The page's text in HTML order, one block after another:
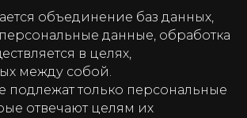
объединение баз данных,
данные, обработка
в целях,
между собой.
подлежат только персональные
отвечают целям их